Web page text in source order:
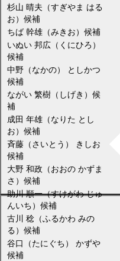
杉山 晴夫（すぎやま はる
お）候補
ちば 幹雄（みきお）候補
いぬい 邦広（くにひろ）
候補
中野（なかの） としかつ
候補
ながい 繁樹（しげき）候
補
成田 年雄（なりた とし
お）候補
斉藤（さいとう） きしお
候補
大野 和政（おおの かずま
さ）候補
助川 順一（すけがわ じゅ
んいち）候補
古川 稔（ふるかわ みの
る）候補
谷口（たにぐち） かずや
候補